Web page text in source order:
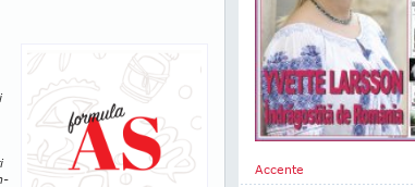
Accente